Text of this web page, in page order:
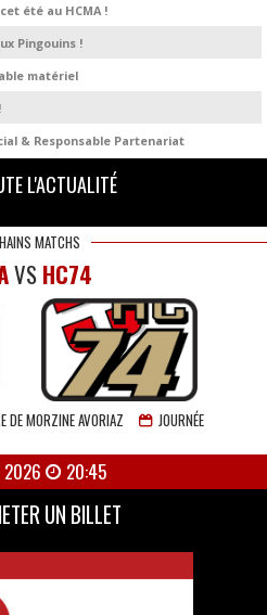
été au HCMA !
Pingouins !
matériel
& Responsable Partenariat
L'ACTUALITÉ
MATCHS
VSHC74
DE MORZINE AVORIAZ JOURNÉE
2026 20:45
UN BILLET